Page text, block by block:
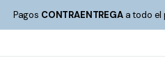
Pagos CONTRAENTREGAa todo el